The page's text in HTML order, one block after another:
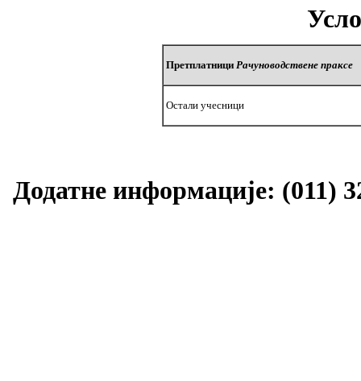
Претплатници Рачуноводствене праксе
Остали учесници
Додатне информације: (011)